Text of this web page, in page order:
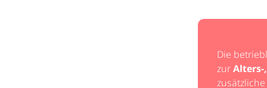
Die
zur